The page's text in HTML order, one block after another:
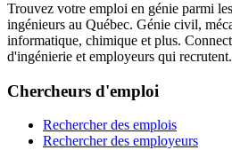
Trouvez votre emploi en génie parmi
ingénieurs au Québec. Génie civil,
informatique, chimique et plus.
d'ingénierie et employeurs qui recrutent.
Chercheurs d'emploi
Rechercher des emplois
Rechercher des employeurs